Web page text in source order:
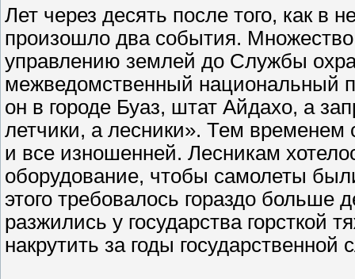
Лет через десять после того, как в
произошло два события.
управлению землей до Службы
межведомственный национальный
он в городе Буаз, штат Айдахо, а
летчики, а лесники». Тем
и все изношенней. Лесникам
оборудование, чтобы самолеты
этого требовалось гораздо больше
разжились у государства горсткой
накрутить за годы